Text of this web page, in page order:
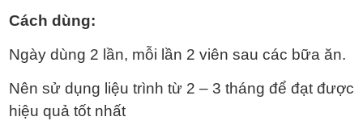
Cách dùng:
Ngày dùng 2 lần, mỗi lần 2 viên sau các bữa ăn.
Nên sử dụng liệu trình từ 2 – 3 tháng để đạt được
hiệu quả tốt nhất